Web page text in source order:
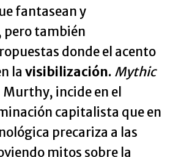
fantasean y
también
donde el acento
la visibilización. Mythic
Murthy, incide en el
capitalista que en
precariza a las
mitos sobre la